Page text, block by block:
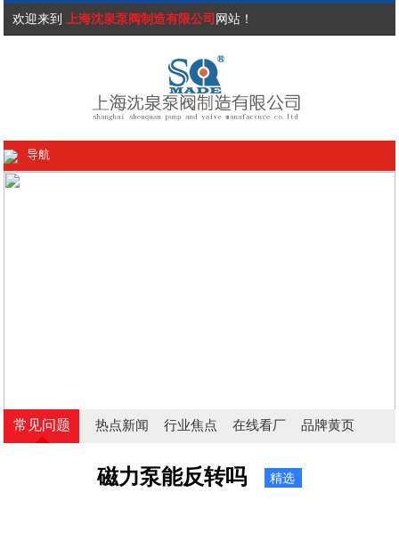
欢迎来到 上海沈泉泵阀制造有限公司 网站！
导航
常见问题 热点新闻 行业焦点 在线看厂 品牌黄页
磁力泵能反转吗 精选